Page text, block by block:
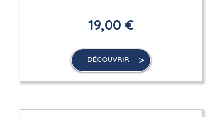
19,00 €
DÉCOUVRIR